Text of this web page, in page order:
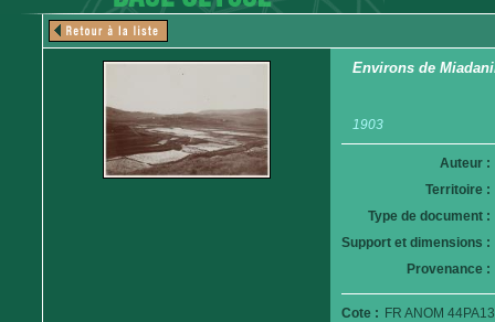
Environs de
1903
Auteur :
Territoire :
Type de document :
Support et dimensions :
Provenance :
Cote : FR ANOM